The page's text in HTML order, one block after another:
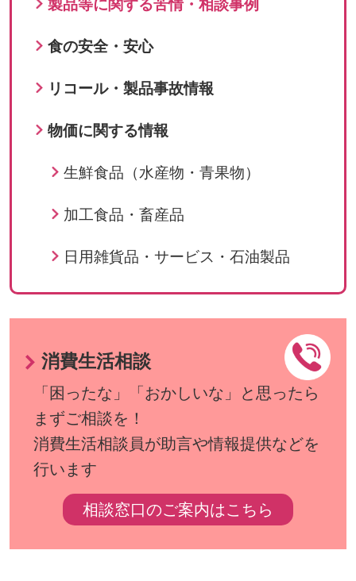
製品等に関する苦情・相談事例
食の安全・安心
リコール・製品事故情報
物価に関する情報
生鮮食品（水産物・青果物）
加工食品・畜産品
日用雑貨品・サービス・石油製品
消費生活相談
「困ったな」「おかしいな」と思ったら
まずご相談を！
消費生活相談員が助言や情報提供などを
行います
相談窓口のご案内はこちら